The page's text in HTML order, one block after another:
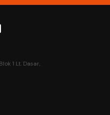
1 Lt. Dasar,